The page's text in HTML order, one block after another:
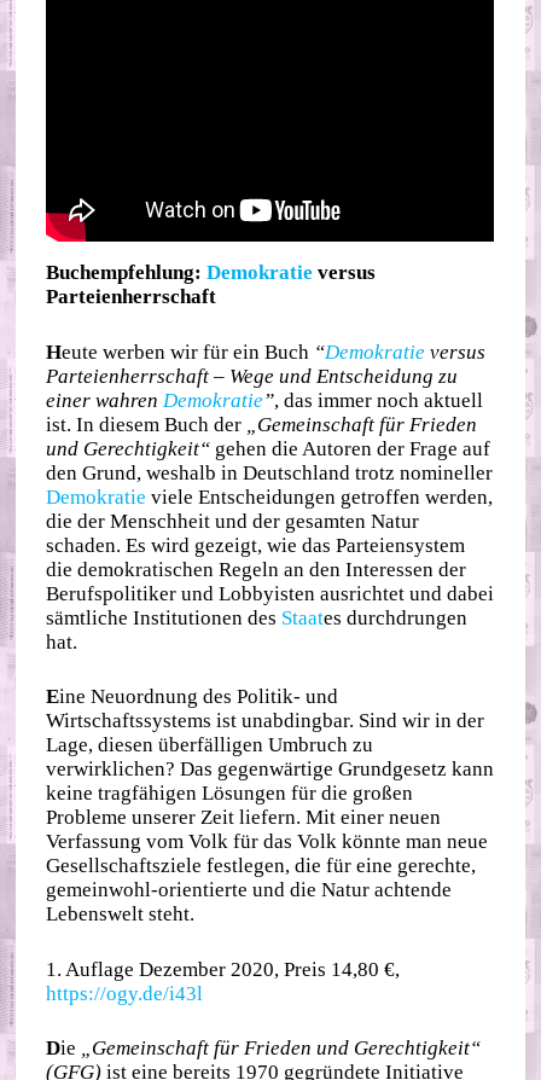
Buchempfehlung:Demokratie versus
Parteienherrschaft
Heute werben wir für ein Buch “Demokratie versus
Parteienherrschaft – Wege und Entscheidung zu
einer wahrenDemokratie”, das immer noch aktuell
ist. In diesem Buch der „Gemeinschaft für Frieden
und Gerechtigkeit“ gehen die Autoren der Frage auf
den Grund, weshalb in Deutschland trotz nomineller
Demokratie viele Entscheidungen getroffen werden,
die der Menschheit und der gesamten Natur
schaden. Es wird gezeigt, wie das Parteiensystem
die demokratischen Regeln an den Interessen der
Berufspolitiker und Lobbyisten ausrichtet und dabei
sämtliche Institutionen des Staates durchdrungen
hat.
Eine Neuordnung des Politik- und
Wirtschaftssystems ist unabdingbar. Sind wir in der
Lage, diesen überfälligen Umbruch zu
verwirklichen? Das gegenwärtige Grundgesetz kann
keine tragfähigen Lösungen für die großen
Probleme unserer Zeit liefern. Mit einer neuen
Verfassung vom Volk für das Volk könnte man neue
Gesellschaftsziele festlegen, die für eine gerechte,
gemeinwohl-orientierte und die Natur achtende
Lebenswelt steht.
1. Auflage Dezember 2020, Preis 14,80 €,
https://ogy.de/i43l
Die „Gemeinschaft für Frieden und Gerechtigkeit“
(GFG) ist eine bereits 1970 gegründete Initiative